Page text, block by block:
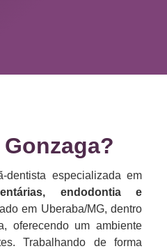
especializada em
endodontia e
em Uberaba/MG, dentro
oferecendo um ambiente
Trabalhando de forma